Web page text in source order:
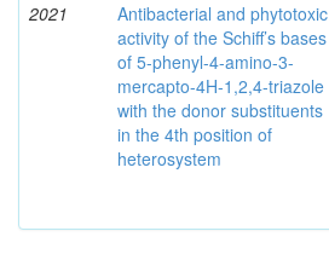
2021
Antibacterial and phytotoxic
activity of the Schiff’s bases
of 5-phenyl-4-amino-3-
mercapto-4H-1,2,4-triazole
with the donor substituents
in the 4th position of
heterosystem